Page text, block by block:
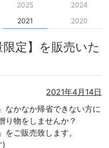
2025
2024
2021 2020
定】を販売いた
2021年4月14日
なかなか帰省できない方に
り物をしませんか？
ご販売致します。
)